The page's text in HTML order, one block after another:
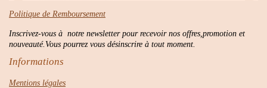
Politique de Remboursement
Inscrivez-vous à notre newsletter pour recevoir nos offres,promotion et
nouveauté.Vous pourrez vous désinscrire à tout moment.
Informations
Mentions légales